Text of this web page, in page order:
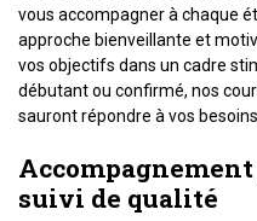
vous accompagner à chaque
approche bienveillante et
vos objectifs dans un cadre
débutant ou confirmé, nos
sauront répondre à vos
suivi de qualité